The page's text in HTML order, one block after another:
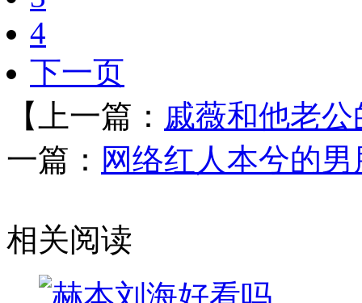
4
下一页
【上一篇： 戚薇和他老
一篇： 网络红人本兮的
相关阅读